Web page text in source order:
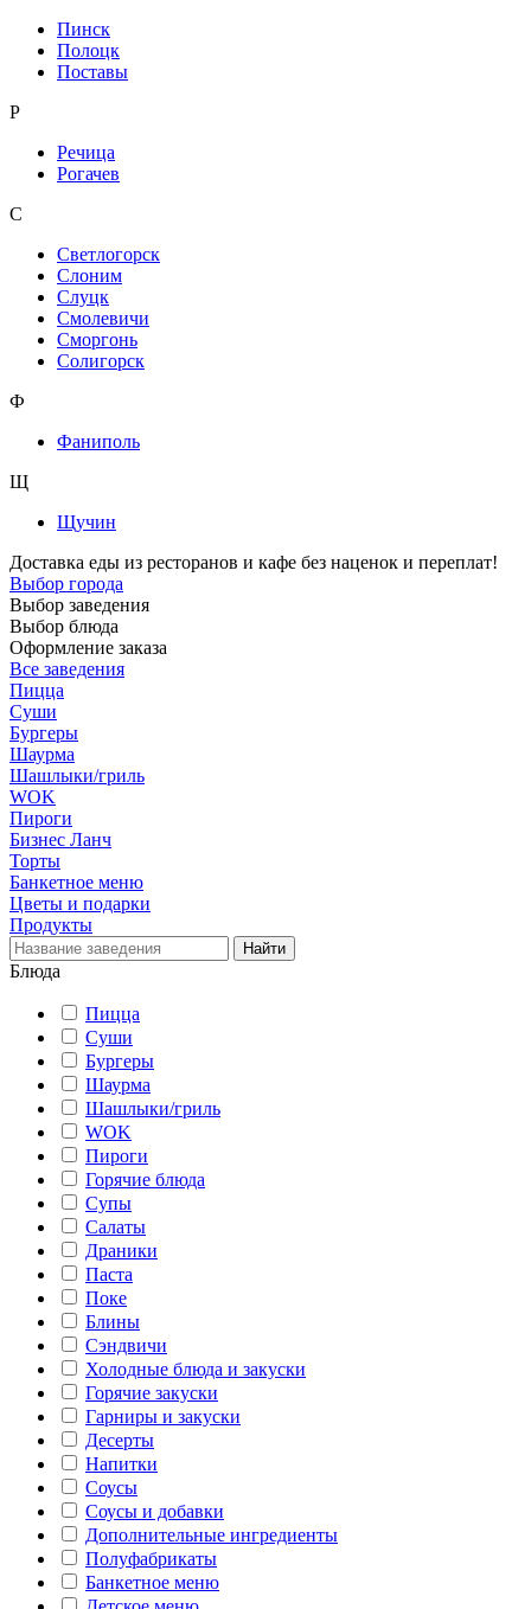
Пинск
Полоцк
Поставы
Р
Речица
Рогачев
С
Светлогорск
Слоним
Слуцк
Смолевичи
Сморгонь
Солигорск
Ф
Фаниполь
Щ
Щучин
Доставка еды из ресторанов и кафе без наценок и переплат!
Выбор города
Выбор заведения
Выбор блюда
Оформление заказа
Все заведения
Пицца
Суши
Бургеры
Шаурма
Шашлыки/гриль
WOK
Пироги
Бизнес Ланч
Торты
Банкетное меню
Цветы и подарки
Продукты
Блюда
Пицца
Суши
Бургеры
Шаурма
Шашлыки/гриль
WOK
Пироги
Горячие блюда
Супы
Салаты
Драники
Паста
Поке
Блины
Сэндвичи
Холодные блюда и закуски
Горячие закуски
Гарниры и закуски
Десерты
Напитки
Соусы
Соусы и добавки
Дополнительные ингредиенты
Полуфабрикаты
Банкетное меню